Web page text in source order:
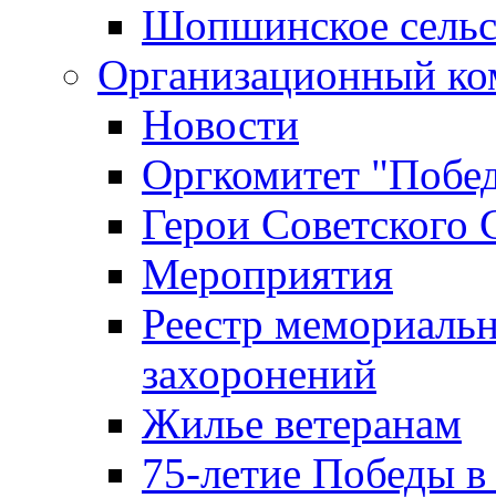
Шопшинское
Организационный
Новости
Оргкомитет
Герои Советского
Мероприятия
Реестр
захоронений
Жилье ветеранам
75-летие Победы